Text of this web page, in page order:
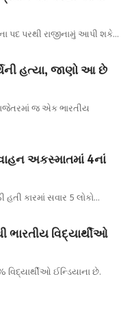
પદ પરથી રાજીનામું આપી શકે…
હત્યા, જાણો આ છે
જ એક ભારતીય
અકસ્માતમાં 4નાં
હતી કારમાં સવાર 5 લોકો…
ભારતીય વિદ્યાર્થીઓ
વિદ્યાર્થીઓ ઈન્ડિયાના છે.